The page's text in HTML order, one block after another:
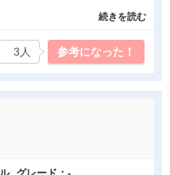
った時代が数があり安いから
イズなら安めに済みそ
でつなぎ車検を通すのもあ
置き場があって便利だなあと
(開けるところを見つけられ
いて、
いかないです。
点
続きを読む
参考になった！
3人